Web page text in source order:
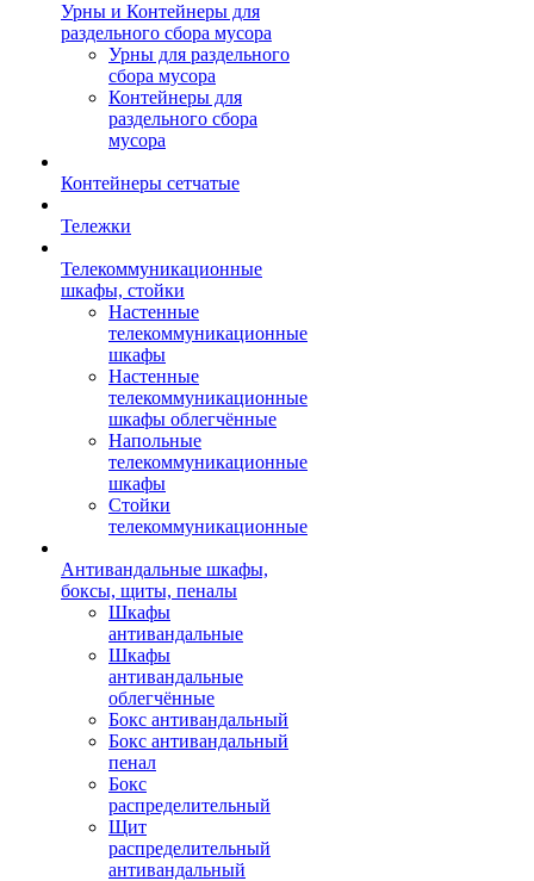
Урны и Контейнеры для
раздельного сбора мусора
Урны для раздельного
сбора мусора
Контейнеры для
раздельного сбора
мусора
Контейнеры сетчатые
Тележки
Телекоммуникационные
шкафы, стойки
Настенные
телекоммуникационные
шкафы
Настенные
телекоммуникационные
шкафы облегчённые
Напольные
телекоммуникационные
шкафы
Стойки
телекоммуникационные
Антивандальные шкафы,
боксы, щиты, пеналы
Шкафы
антивандальные
Шкафы
антивандальные
облегчённые
Бокс антивандальный
Бокс антивандальный
пенал
Бокс
распределительный
Щит
распределительный
антивандальный